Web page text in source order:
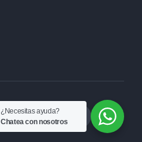
¿Necesitas ayuda?
Chatea con nosotros